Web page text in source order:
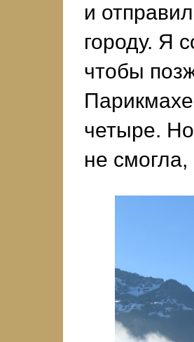
и
городу. Я
чтобы
четыре.
не